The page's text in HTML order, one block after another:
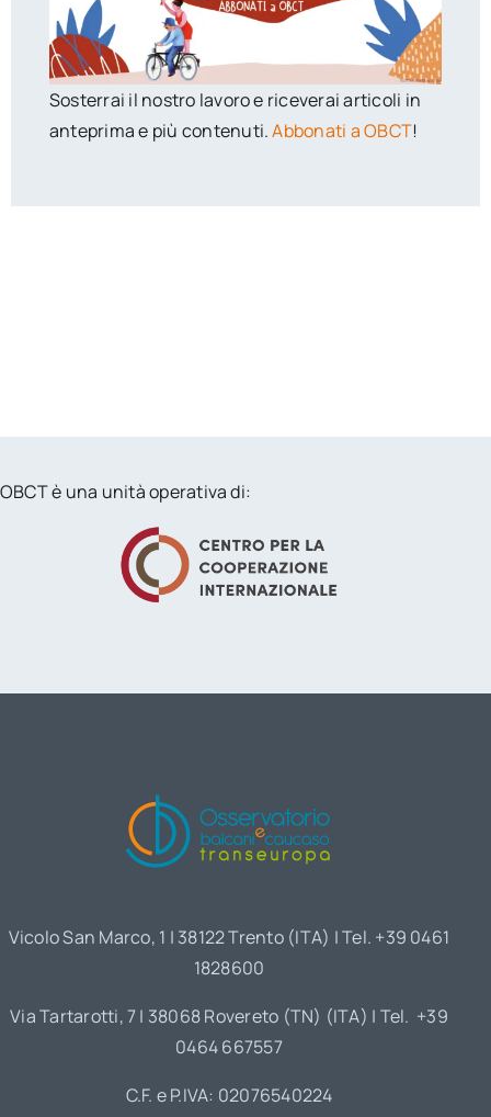
Sosterrai il nostro lavoro e riceverai articoli in
anteprima e più contenuti.Abbonati a OBCT!
OBCT è una unità operativa di:
Vicolo San Marco, 1 | 38122 Trento (ITA) | Tel. +39 0461
1828600
Via Tartarotti, 7 | 38068 Rovereto (TN) (ITA) | Tel. +39
0464 667557
C.F. e P.IVA: 02076540224